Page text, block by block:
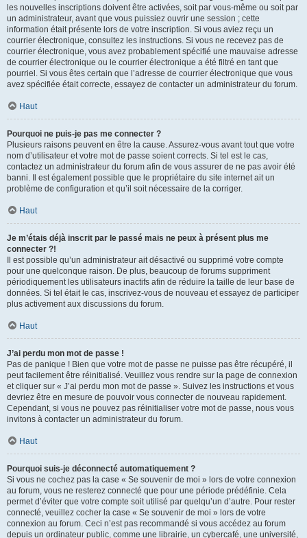
les nouvelles inscriptions doivent être activées, soit par vous-même ou soit par
un administrateur, avant que vous puissiez ouvrir une session ; cette
information était présente lors de votre inscription. Si vous aviez reçu un
courrier électronique, consultez les instructions. Si vous ne recevez pas de
courrier électronique, vous avez probablement spécifié une mauvaise adresse
de courrier électronique ou le courrier électronique a été filtré en tant que
pourriel. Si vous êtes certain que l’adresse de courrier électronique que vous
avez spécifiée était correcte, essayez de contacter un administrateur du forum.
Haut
Pourquoi ne puis-je pas me connecter ?
Plusieurs raisons peuvent en être la cause. Assurez-vous avant tout que votre
nom d’utilisateur et votre mot de passe soient corrects. Si tel est le cas,
contactez un administrateur du forum afin de vous assurer de ne pas avoir été
banni. Il est également possible que le propriétaire du site internet ait un
problème de configuration et qu’il soit nécessaire de la corriger.
Haut
Je m’étais déjà inscrit par le passé mais ne peux à présent plus me
connecter ?!
Il est possible qu’un administrateur ait désactivé ou supprimé votre compte
pour une quelconque raison. De plus, beaucoup de forums suppriment
périodiquement les utilisateurs inactifs afin de réduire la taille de leur base de
données. Si tel était le cas, inscrivez-vous de nouveau et essayez de participer
plus activement aux discussions du forum.
Haut
J’ai perdu mon mot de passe !
Pas de panique ! Bien que votre mot de passe ne puisse pas être récupéré, il
peut facilement être réinitialisé. Veuillez vous rendre sur la page de connexion
et cliquer sur « J’ai perdu mon mot de passe ». Suivez les instructions et vous
devriez être en mesure de pouvoir vous connecter de nouveau rapidement.
Cependant, si vous ne pouvez pas réinitialiser votre mot de passe, nous vous
invitons à contacter un administrateur du forum.
Haut
Pourquoi suis-je déconnecté automatiquement ?
Si vous ne cochez pas la case « Se souvenir de moi » lors de votre connexion
au forum, vous ne resterez connecté que pour une période prédéfinie. Cela
permet d’éviter que votre compte soit utilisé par quelqu’un d’autre. Pour rester
connecté, veuillez cocher la case « Se souvenir de moi » lors de votre
connexion au forum. Ceci n’est pas recommandé si vous accédez au forum
depuis un ordinateur public, comme une librairie, un cybercafé, une université,